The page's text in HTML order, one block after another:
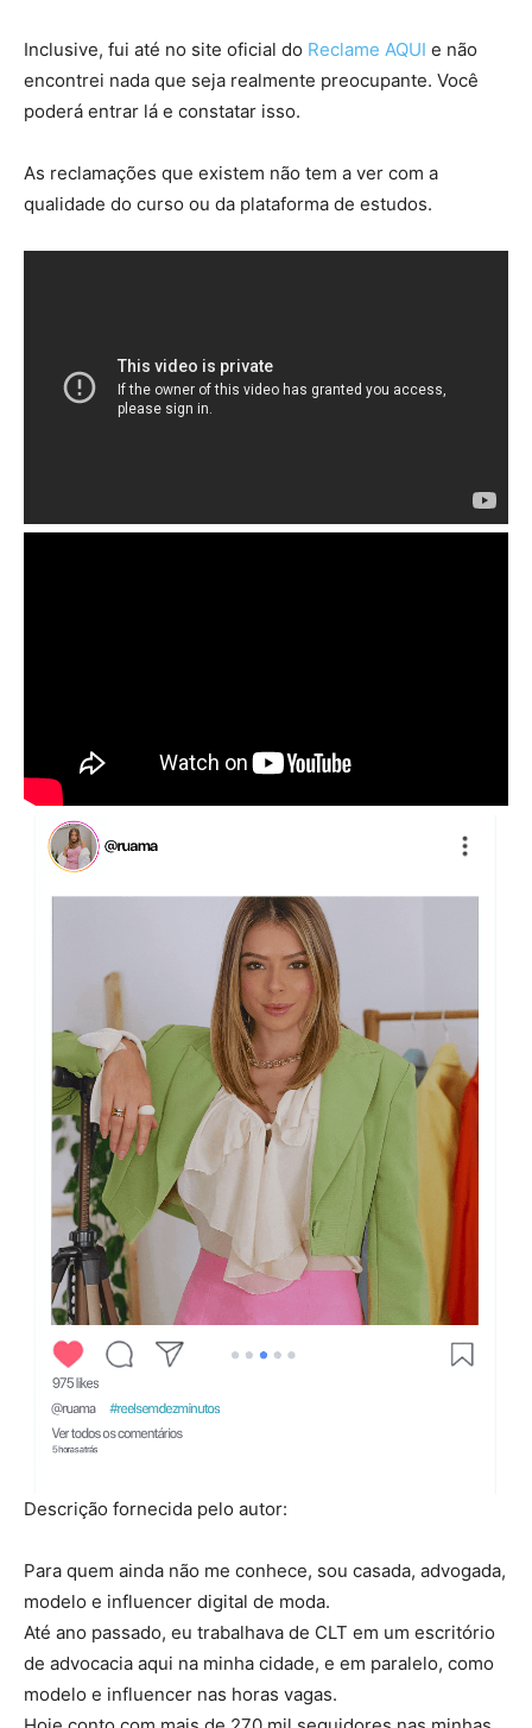
Inclusive, fui até no site oficial do Reclame AQUI e não
encontrei nada que seja realmente preocupante. Você
poderá entrar lá e constatar isso.
As reclamações que existem não tem a ver com a
qualidade do curso ou da plataforma de estudos.
Descrição fornecida pelo autor:
Para quem ainda não me conhece, sou casada, advogada,
modelo e influencer digital de moda.
Até ano passado, eu trabalhava de CLT em um escritório
de advocacia aqui na minha cidade, e em paralelo, como
modelo e influencer nas horas vagas.